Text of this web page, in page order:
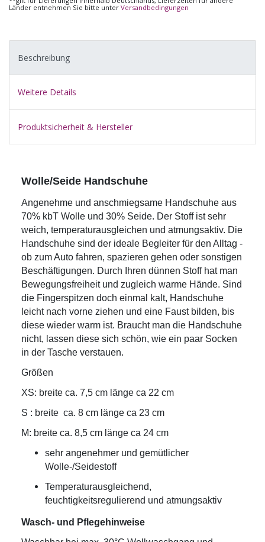
Länder entnehmen Sie bitte unter Versandbedingungen
Beschreibung
Weitere Details
Produktsicherheit & Hersteller
Wolle/Seide Handschuhe
Angenehme und anschmiegsame Handschuhe aus
70% kbT Wolle und 30% Seide. Der Stoff ist sehr
weich, temperaturausgleichen und atmungsaktiv. Die
Handschuhe sind der ideale Begleiter für den Alltag -
ob zum Auto fahren, spazieren gehen oder sonstigen
Beschäftigungen. Durch Ihren dünnen Stoff hat man
Bewegungsfreiheit und zugleich warme Hände. Sind
die Fingerspitzen doch einmal kalt, Handschuhe
leicht nach vorne ziehen und eine Faust bilden, bis
diese wieder warm ist. Braucht man die Handschuhe
nicht, lassen diese sich schön, wie ein paar Socken
in der Tasche verstauen.
Größen
XS: breite ca. 7,5 cm länge ca 22 cm
S : breite ca. 8 cm länge ca 23 cm
M: breite ca. 8,5 cm länge ca 24 cm
sehr angenehmer und gemütlicher
Wolle-/Seidestoff
Temperaturausgleichend,
feuchtigkeitsregulierend und atmungsaktiv
Wasch- und Pflegehinweise